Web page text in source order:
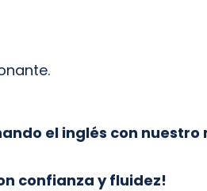
el inglés con nuestro
confianza y fluidez!